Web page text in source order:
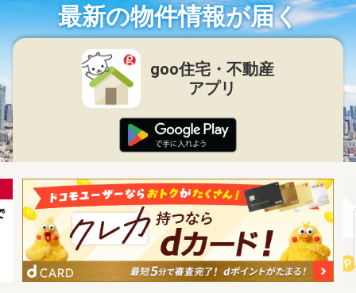
最新の物件情報が届く
goo住宅・不動産
アプリ